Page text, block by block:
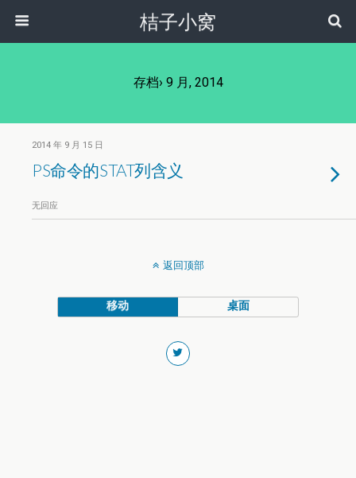
桔子小窝
存档› 9 月, 2014
2014 年 9 月 15 日
PS命令的STAT列含义
无回应
返回顶部
移动 桌面